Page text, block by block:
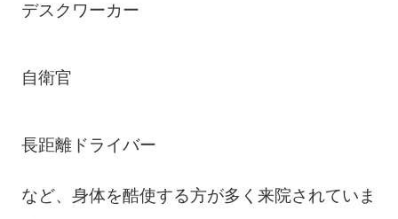
デスクワーカー
自衛官
長距離ドライバー
など、身体を酷使する方が多く来院されていま